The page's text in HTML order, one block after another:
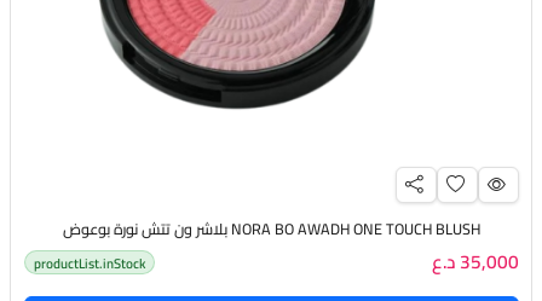
NORA BO AWADH ONE TOUCH BLUSH بلاشر ون تتش نورة بوعوض
35,000 د.ع productList.inStock